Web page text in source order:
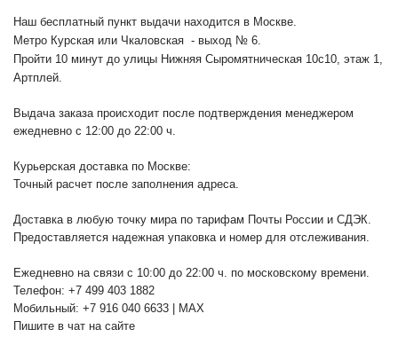
Наш бесплатный пункт выдачи находится в Москве.
Метро Курская или Чкаловская - выход № 6.
Пройти 10 минут до улицы Нижняя Сыромятническая 10с10, этаж 1,
Артплей.
Выдача заказа происходит после подтверждения менеджером
ежедневно с 12:00 до 22:00 ч.
Курьерская доставка по Москве:
Точный расчет после заполнения адреса.
Доставка в любую точку мира по тарифам Почты России и СДЭК.
Предоставляется надежная упаковка и номер для отслеживания.
Ежедневно на связи с 10:00 до 22:00 ч. по московскому времени.
Телефон: +7 499 403 1882
Мобильный: +7 916 040 6633 | MAX
Пишите в чат на сайте